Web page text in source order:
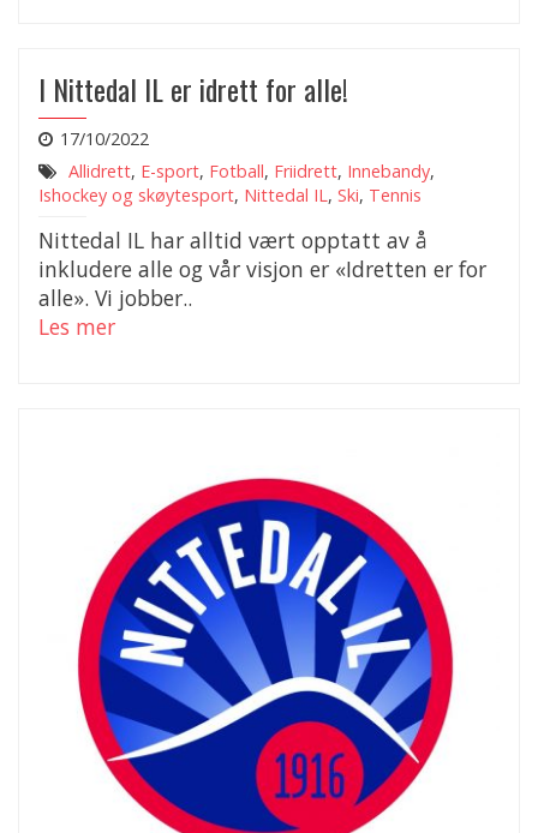
I Nittedal IL er idrett for alle!
17/10/2022
Allidrett, E-sport, Fotball, Friidrett, Innebandy,
Ishockey og skøytesport, Nittedal IL, Ski, Tennis
Nittedal IL har alltid vært opptatt av å
inkludere alle og vår visjon er «Idretten er for
alle». Vi jobber..
Les mer